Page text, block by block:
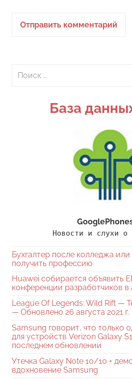
Поиск
База
Новости и слухи
Бухгалтер после колледжа или
получить профессию
Huawei собирается объявить
конференции разработчиков в
League Of Legends: Wild Rift —
— Обновлено 26 августа 2021 г.
Samsung говорит, что только
для устройств Verizon Galaxy
последнем обновлении
Утечка Galaxy Note 10/10 +
вдохновение Samsung